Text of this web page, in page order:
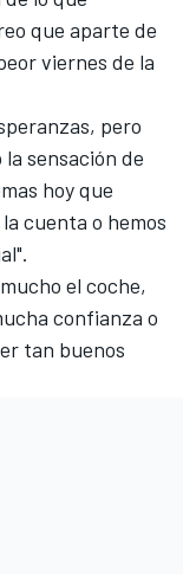
que aparte de
viernes de la
pero
sensación de
hoy que
cuenta o hemos
el coche,
confianza o
tan buenos